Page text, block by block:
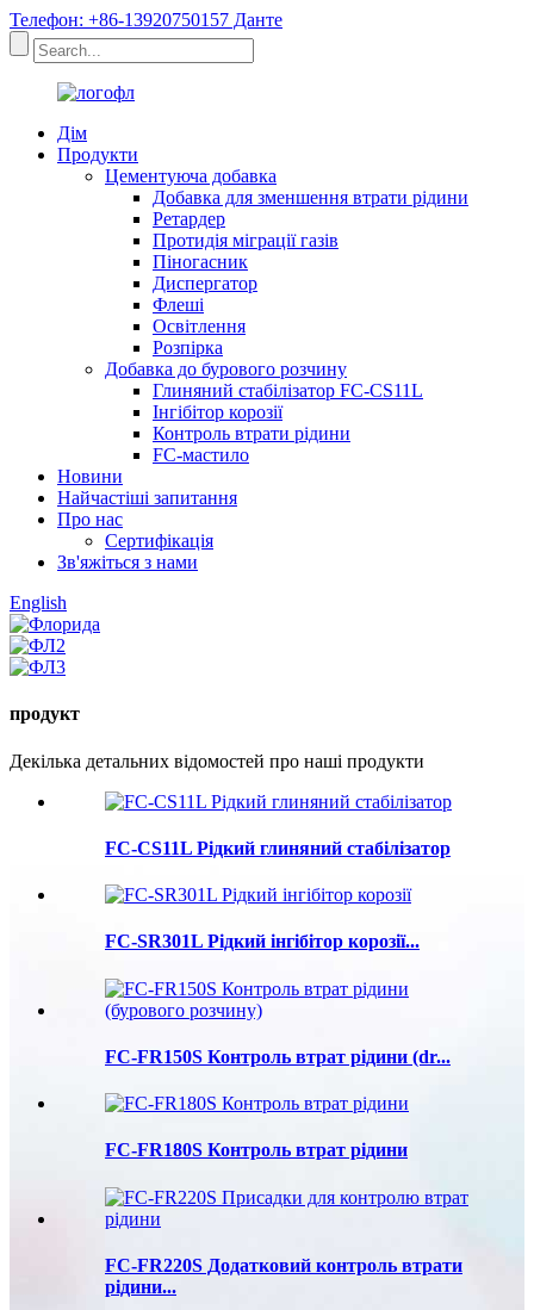
Телефон: +86-13920750157 Данте
Дім
Продукти
Цементуюча добавка
Добавка для зменшення втрати рідини
Ретардер
Протидія міграції газів
Піногасник
Диспергатор
Флеші
Освітлення
Розпірка
Добавка до бурового розчину
Глиняний стабілізатор FC-CS11L
Інгібітор корозії
Контроль втрати рідини
FC-мастило
Новини
Найчастіші запитання
Про нас
Сертифікація
Зв'яжіться з нами
English
продукт
Декілька детальних відомостей про наші продукти
FC-CS11L Рідкий глиняний стабілізатор
FC-SR301L Рідкий інгібітор корозії...
FC-FR150S Контроль втрат рідини (dr...
FC-FR180S Контроль втрат рідини
FC-FR220S Додатковий контроль втрати
рідини...